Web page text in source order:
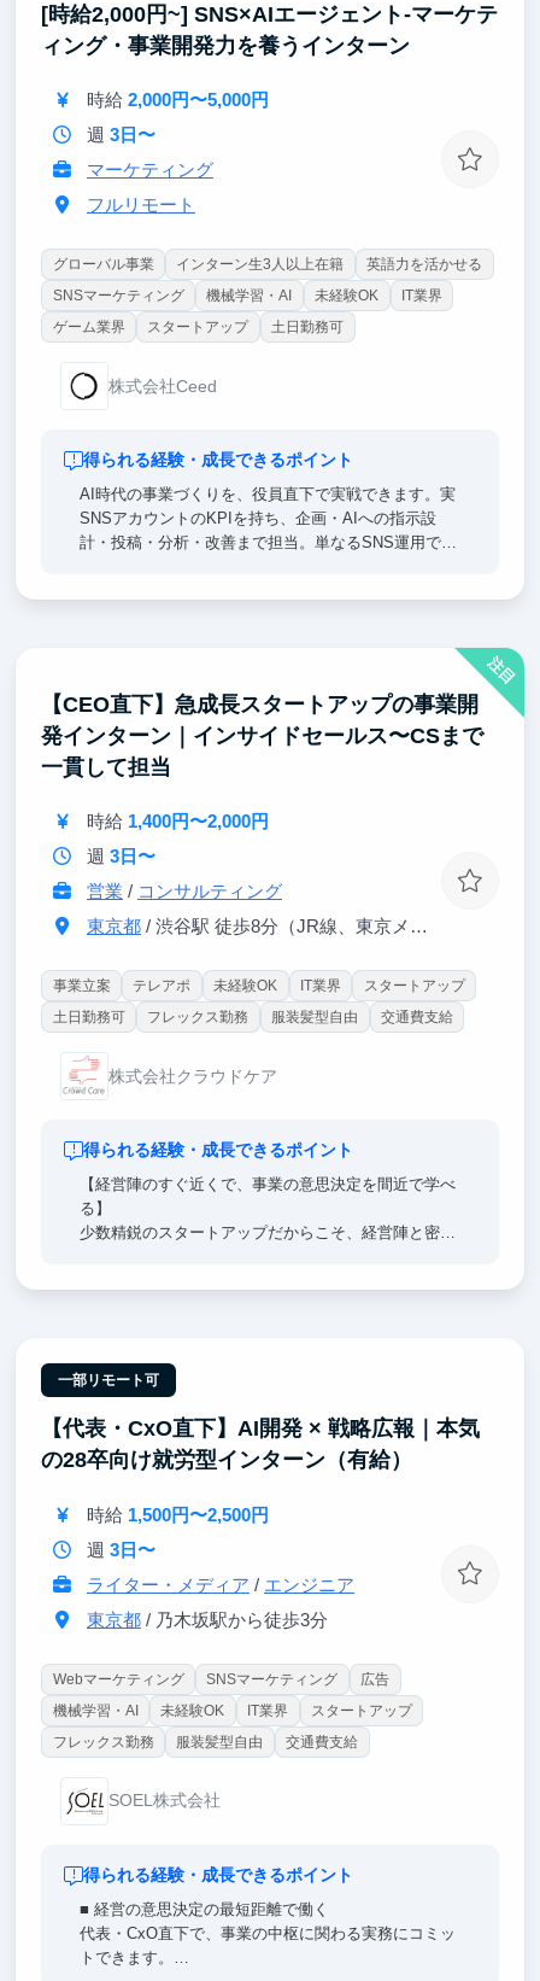
す。これらの力は、営業職だけでなく、企画・人事・
接客・起業など、どの仕事でも成果を出す土台になり
ます。
[時給2,000円~] SNS×AIエージェント-マーケテ
ィング・事業開発力を養うインターン
時給 2,000円〜5,000円
週 3日〜
マーケティング
フルリモート
グローバル事業 インターン生3人以上在籍
英語力を活かせる
SNSマーケティング
機械学習・AI 未経験OK
IT業界
ゲーム業界
スタートアップ 土日勤務可
株式会社Ceed
得られる経験・成長できるポイント
AI時代の事業づくりを、役員直下で実戦できます。実
SNSアカウントのKPIを持ち、企画・AIへの指示設
計・投稿・分析・改善まで担当。単なるSNS運用では
注目
【CEO直下】急成長スタートアップの事業開
発インターン｜インサイドセールス〜CSまで
一貫して担当
時給 1,400円〜2,000円
週 3日〜
営業 / コンサルティング
東京都/ 渋谷駅 徒歩8分（JR線、東京メトロ各線）
事業立案 テレアポ 未経験OK IT業界
スタートアップ
土日勤務可
フレックス勤務 服装髪型自由 交通費支給
株式会社クラウドケア
得られる経験・成長できるポイント
【経営陣のすぐ近くで、事業の意思決定を間近で学べ
る】
少数精鋭のスタートアップだからこそ、経営陣と密に
【「0→1」の事業づくりに当事者として関われる】
まずはIS・CS業務を通じて、営業・顧客対応の基礎
と事業理解を深めていただきます。業務に習熟した後
は、マーケティング・企画・新規事業など、事業の多
様な領域にも携わるチャンスがあります。「自ら仕組
その後のキャリアでも強力な武器になります。
一部リモート可
【代表・CxO直下】AI開発 × 戦略広報｜本気
の28卒向け就労型インターン（有給）
時給 1,500円〜2,500円
週 3日〜
ライター・メディア / エンジニア
東京都/ 乃木坂駅から徒歩3分
Webマーケティング SNSマーケティング
広告
機械学習・AI
未経験OK IT業界
スタートアップ
フレックス勤務
服装髪型自由 交通費支給
SOEL株式会社
得られる経験・成長できるポイント
■ 経営の意思決定の最短距離で働く
代表・CxO直下で、事業の中枢に関わる実務にコミッ
トできます。